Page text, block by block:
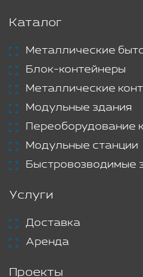
Каталог
Металлические
Блок-контейнеры
Металлические
Модульные здания
Переоборудование
Модульные станции
Быстровозводимые
Услуги
Доставка
Аренда
Проекты